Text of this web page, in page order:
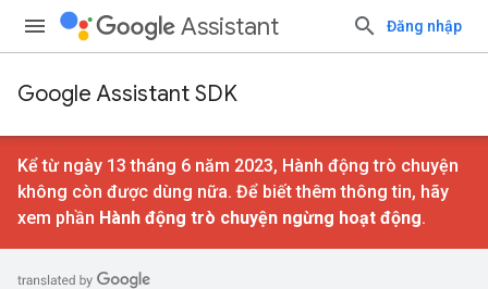
Assistant Đăng nhập
Google Assistant SDK
Kể từ ngày 13 tháng 6 năm 2023, Hành động trò chuyện
không còn được dùng nữa. Để biết thêm thông tin, hãy
xem phần Hành động trò chuyện ngừng hoạt động.